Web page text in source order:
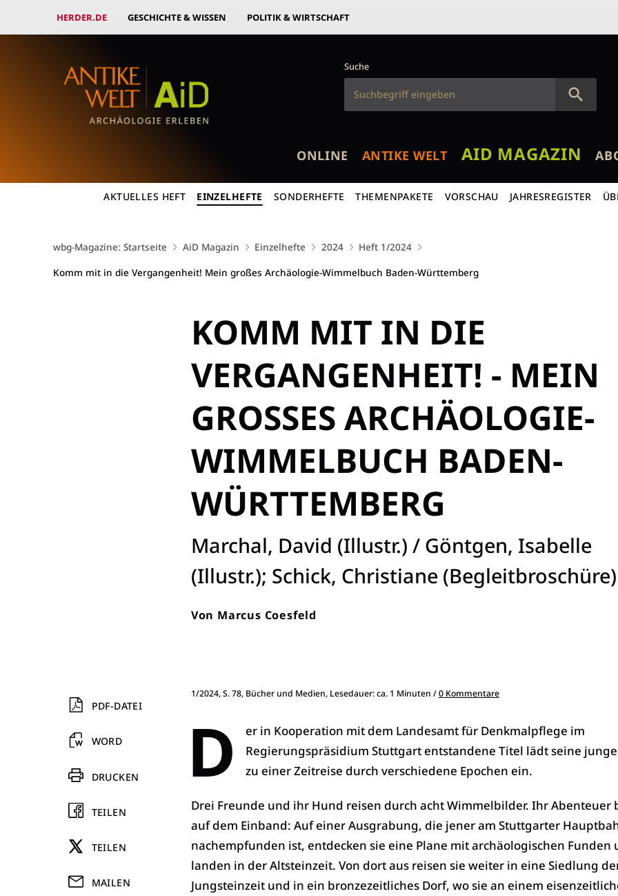
HERDER.DE GESCHICHTE & WISSEN POLITIK & WIRTSCHAFT
Suche
ONLINE ANTIKE WELT AID MAGAZIN
AKTUELLES HEFT EINZELHEFTE SONDERHEFTE THEMENPAKETE VORSCHAU JAHRESREGISTER
wbg-Magazine: Startseite AiD Magazin Einzelhefte 2024
Heft 1/2024
Komm mit in die Vergangenheit! Mein großes Archäologie-Wimmelbuch Baden-Württemberg
KOMM MIT IN DIE
VERGANGENHEIT! - MEIN
GROSSES ARCHÄOLOGIE-W
IMMELBUCH BADEN-W
ÜRTTEMBERG
:
Marchal, David (Illustr.) / Göntgen, Isabelle
(Illustr.); Schick, Christiane (Begleitbroschüre)
Von Marcus Coesfeld
1/2024, S. 78, Bücher und Medien, Lesedauer: ca. 1 Minuten /0 Kommentare
D
er in Kooperation mit dem Landesamt für Denkmalpflege im
Regierungspräsidium Stuttgart entstandene Titel lädt seine
zu einer Zeitreise durch verschiedene Epochen ein.
Drei Freunde und ihr Hund reisen durch acht Wimmelbilder. Ihr Abenteuer
auf dem Einband: Auf einer Ausgrabung, die jener am Stuttgarter
nachempfunden ist, entdecken sie eine Plane mit archäologischen Funden
landen in der Altsteinzeit. Von dort aus reisen sie weiter in eine Siedlung
Jungsteinzeit und in ein bronzezeitliches Dorf, wo sie an einem
PDF-DATEI
WORD
DRUCKEN
TEILEN
TEILEN
MAILEN